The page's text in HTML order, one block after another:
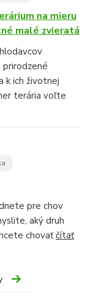
na mieru
malé zvieratá
prirodzené
k ich životnej
terária voľte
pre chov
aký druh
chovaťčítať